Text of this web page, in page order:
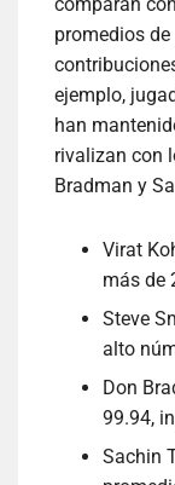
promedios
ejemplo,
han
rivalizan con
Bradman y
Virat
más de
Steve
alto
Don
99.94,
Sachin